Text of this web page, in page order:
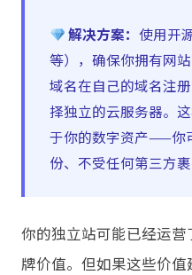
解决方案： 使用开
等），确保你拥有网
域名在自己的域名注
择独立的云服务器。
于你的数字资产——你
份、不受任何第三方裹
你的独立站可能已经运
牌价值。但如果这些价